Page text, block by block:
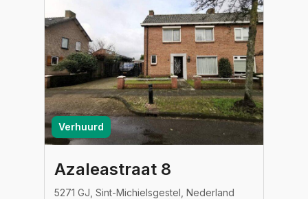
Verhuurd
Azaleastraat 8
5271 GJ, Sint-Michielsgestel, Nederland